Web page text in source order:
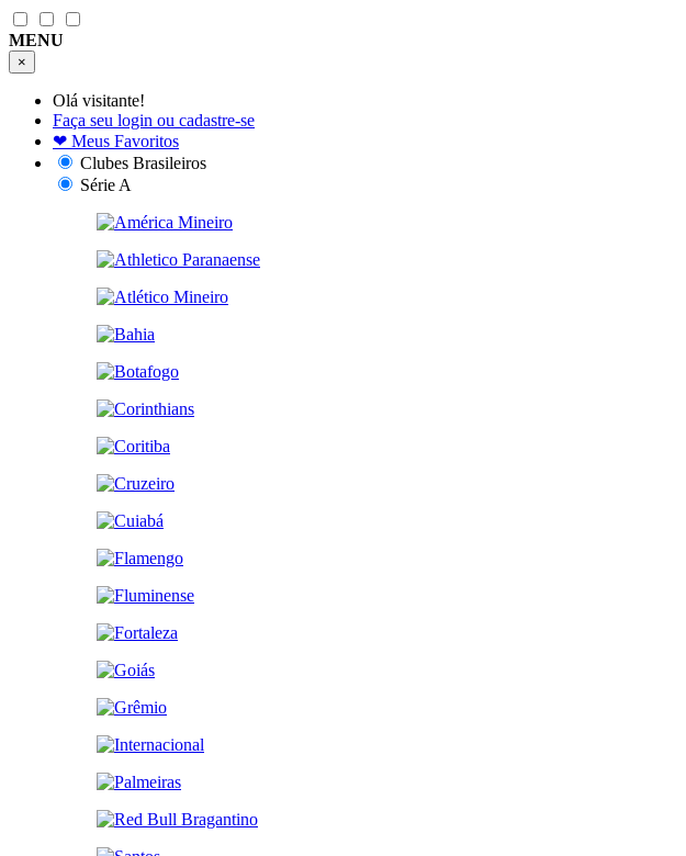
MENU
×
Olá visitante!
Faça seu login ou cadastre-se
❤ Meus Favoritos
Clubes Brasileiros
Série A